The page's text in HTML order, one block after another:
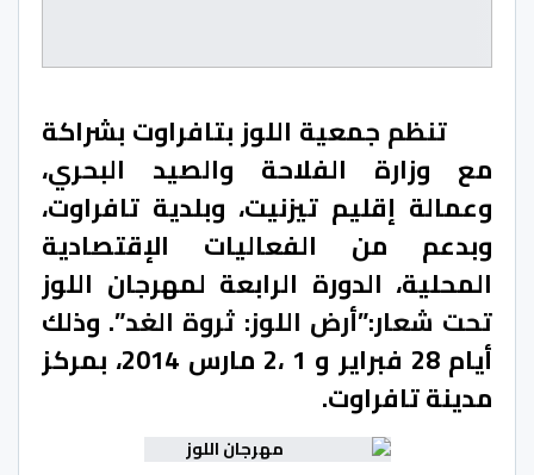
تنظم جمعية اللوز بتافراوت بشراكة
مع وزارة الفلاحة والصيد البحري،
وعمالة إقليم تيزنيت، وبلدية تافراوت،
وبدعم من الفعاليات الإقتصادية
المحلية، الدورة الرابعة لمهرجان اللوز
تحت شعار:”أرض اللوز: ثروة الغد”. وذلك
أيام 28 فبراير و 1 ،2 مارس 2014، بمركز
مدينة تافراوت.